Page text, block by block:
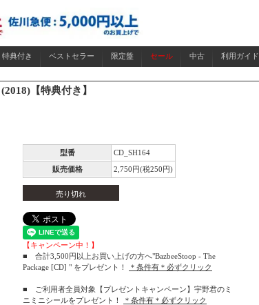
特典付き ベストセラー 限定盤 セール 中古 利用ガイド
【特典付き】
型番
CD_SH164
販売価格
2,750円(税250円)
売り切れ
【キャンペーン中！】
■ 合計3,500円以上お買い上げの方へ"BazbeeStoop - The
Package [CD] " をプレゼント！
＊条件有＊必ずクリック
■ ご利用者全員対象【プレゼントキャンペーン】宇野君のミ
ニミニシールをプレゼント！
＊条件有＊必ずクリック